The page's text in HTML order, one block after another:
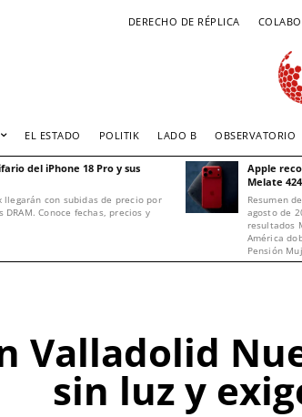
DERECHO DE RÉPLICA
EL ESTADO POLITIK LADO B OBSERVATORIO
del iPhone 18 Pro y sus
llegarán con subidas de precio por
Conoce fechas, precios y
Apple
Melate
Resumen
agosto de
resultados
América
Pensión
Valladolid
sin luz y